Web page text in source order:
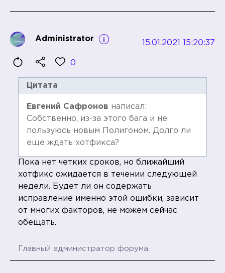
Administrator 15.01.2021 15:20:37
0
Цитата
Евгений Сафронов написал:
Собственно, из-за этого бага и не
пользуюсь новым Полигоном. Долго ли
еще ждать хотфикса?
Пока нет четких сроков, но ближайший
хотфикс ожидается в течении следующей
недели. Будет ли он содержать
исправление именно этой ошибки, зависит
от многих факторов, не можем сейчас
обещать.
Главный администратор форума.